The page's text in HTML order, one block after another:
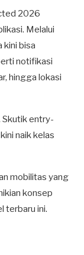
2026
Melalui
kini bisa
notifikasi
hingga lokasi
Skutik entry-
naik kelas
mobilitas yang
konsep
terbaru ini.